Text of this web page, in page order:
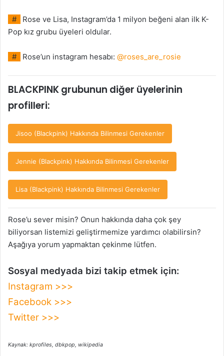
#
Rose ve Lisa, Instagram’da 1 milyon beğeni alan ilk K-
Pop kız grubu üyeleri oldular.
# Rose’un instagram hesabı: @roses_are_rosie
BLACKPINK grubunun diğer üyelerinin
profilleri:
Jisoo (Blackpink) Hakkında Bilinmesi Gerekenler
Jennie (Blackpink) Hakkında Bilinmesi Gerekenler
Lisa (Blackpink) Hakkında Bilinmesi Gerekenler
Rose’u sever misin? Onun hakkında daha çok şey
biliyorsan listemizi geliştirmemize yardımcı olabilirsin?
Aşağıya yorum yapmaktan çekinme lütfen.
Sosyal medyada bizi takip etmek için:
Instagram >>>
Facebook >>>
Twitter >>>
Kaynak: kprofiles, dbkpop, wikipedia